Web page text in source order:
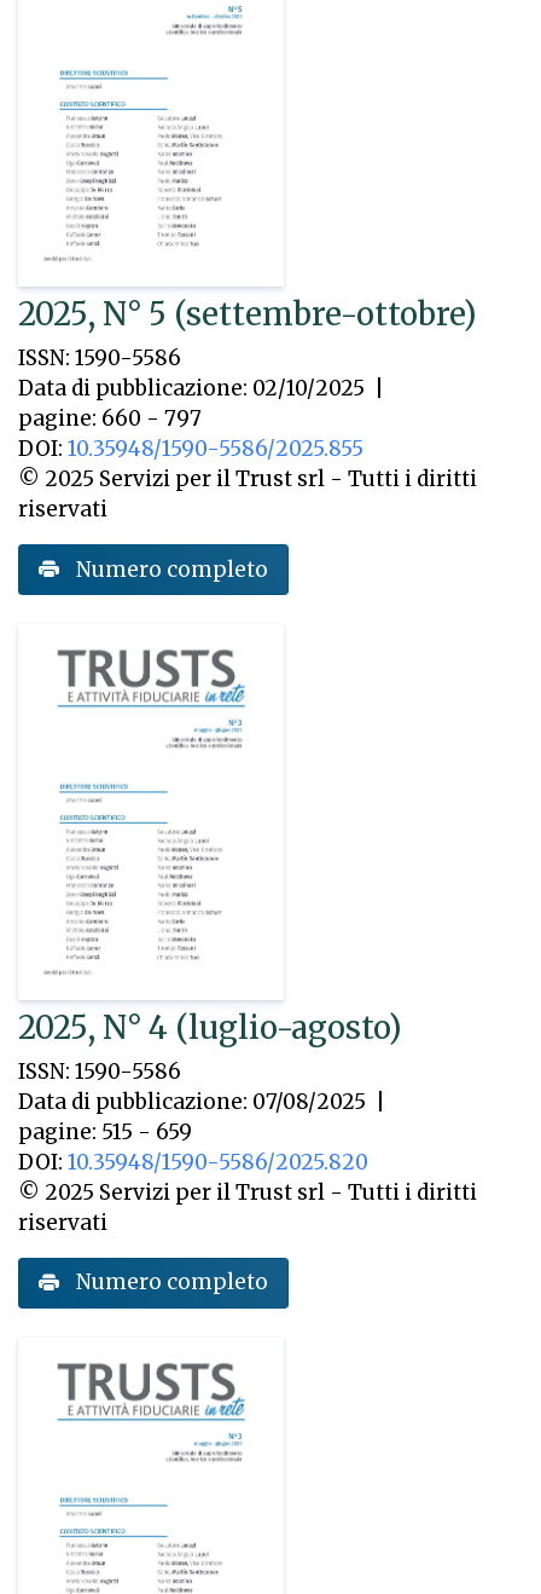
2025, N° 5 (settembre-ottobre)
ISSN: 1590-5586
Data di pubblicazione: 02/10/2025
pagine: 660 - 797
DOI: 10.35948/1590-5586/2025.855
© 2025 Servizi per il Trust srl - Tutti i diritti
riservati
Numero completo
2025, N° 4 (luglio-agosto)
ISSN: 1590-5586
Data di pubblicazione: 07/08/2025
pagine: 515 - 659
DOI: 10.35948/1590-5586/2025.820
© 2025 Servizi per il Trust srl - Tutti i diritti
riservati
Numero completo